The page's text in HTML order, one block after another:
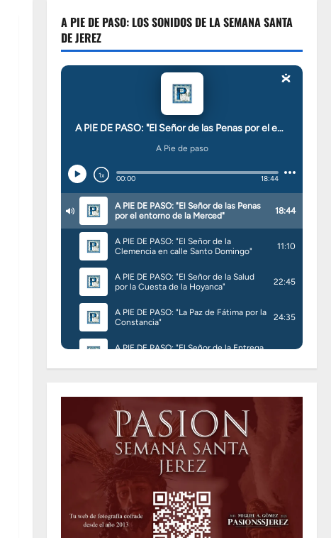
A PIE DE PASO: LOS SONIDOS DE LA SEMANA SANTA
DE JEREZ